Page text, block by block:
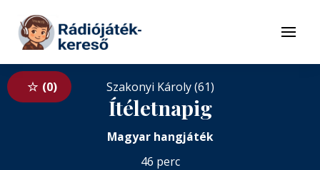
Tovább a tartalomhoz
Menü
0 Szakonyi Károly (61)
Ítéletnapig
Magyar hangjáték
46 perc